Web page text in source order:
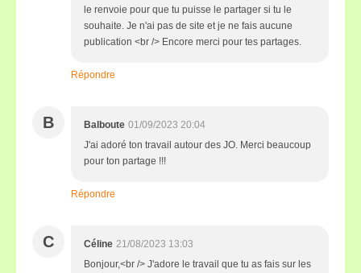
le renvoie pour que tu puisse le partager si tu le
souhaite. Je n'ai pas de site et je ne fais aucune
publication <br /> Encore merci pour tes partages.
Répondre
B Balboute 01/09/2023 20:04
J'ai adoré ton travail autour des JO. Merci beaucoup
pour ton partage !!!
Répondre
C Céline 21/08/2023 13:03
Bonjour,<br /> J'adore le travail que tu as fais sur les